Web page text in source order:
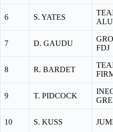
6 S. YATES
7 D. GAUDU
FDJ
8 R. BARDET
9 T. PIDCOCK
10 S. KUSS